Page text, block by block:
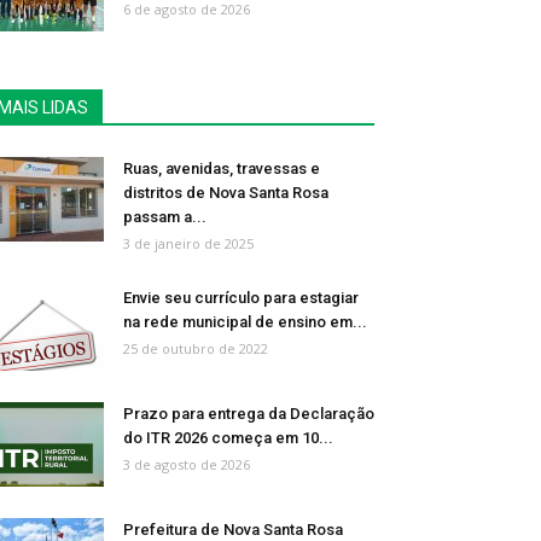
6 de agosto de 2026
LIDAS
Ruas, avenidas, travessas e
distritos de Nova Santa Rosa
passam a...
3 de janeiro de 2025
Envie seu currículo para estagiar
na rede municipal de ensino em...
25 de outubro de 2022
Prazo para entrega da Declaração
do ITR 2026 começa em 10...
3 de agosto de 2026
Prefeitura de Nova Santa Rosa